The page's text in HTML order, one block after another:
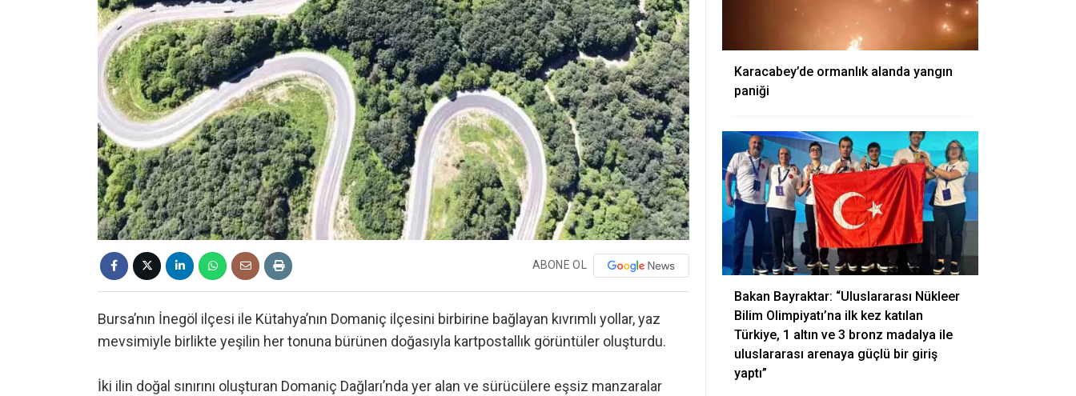
ABONE OL
Bursa’nın İnegöl ilçesi ile Kütahya’nın Domaniç ilçesini birbirine bağlayan kıvrımlı yollar, yaz
mevsimiyle birlikte yeşilin her tonuna bürünen doğasıyla kartpostallık görüntüler oluşturdu.
İki ilin doğal sınırını oluşturan Domaniç Dağları’nda yer alan ve sürücülere eşsiz manzaralar
Karacabey’de ormanlık alanda yangın
paniği
Bakan Bayraktar: “Uluslararası Nükleer
Bilim Olimpiyatı’na ilk kez katılan
Türkiye, 1 altın ve 3 bronz madalya ile
uluslararası arenaya güçlü bir giriş
yaptı”